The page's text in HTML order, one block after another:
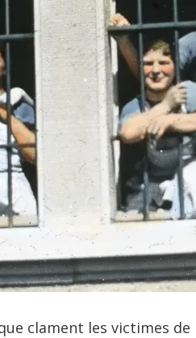
que clament les victimes